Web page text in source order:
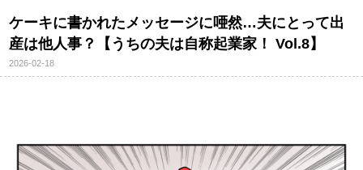
ケーキに書かれたメッセージに唖然…夫にとって出
産は他人事？【うちの夫は自称起業家！ Vol.8】
2026-02-18